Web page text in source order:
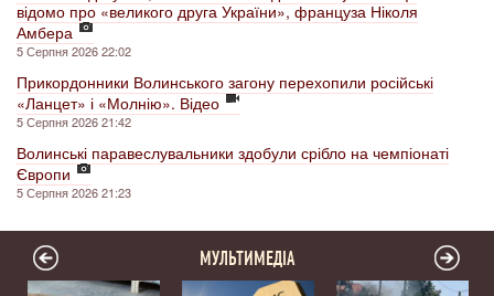
відомо про «великого друга України», француза Ніколя
Амбера
5 Серпня 2026 22:02
Прикордонники Волинського загону перехопили російські
«Ланцет» і «Молнію». Відео
5 Серпня 2026 21:42
Волинські паравеслувальники здобули срібло на чемпіонаті
Європи
5 Серпня 2026 21:23
МУЛЬТИМЕДІА